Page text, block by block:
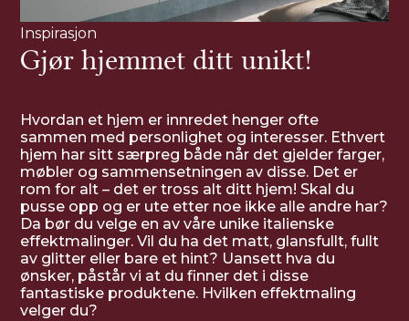
Inspirasjon
Gjør hjemmet ditt unikt!
Hvordan et hjem er innredet henger ofte
sammen med personlighet og interesser. Ethvert
hjem har sitt særpreg både når det gjelder farger,
møbler og sammensetningen av disse. Det er
rom for alt – det er tross alt ditt hjem! Skal du
pusse opp og er ute etter noe ikke alle andre har?
Da bør du velge en av våre unike italienske
effektmalinger. Vil du ha det matt, glansfullt, fullt
av glitter eller bare et hint? Uansett hva du
ønsker, påstår vi at du finner det i disse
fantastiske produktene. Hvilken effektmaling
velger du?